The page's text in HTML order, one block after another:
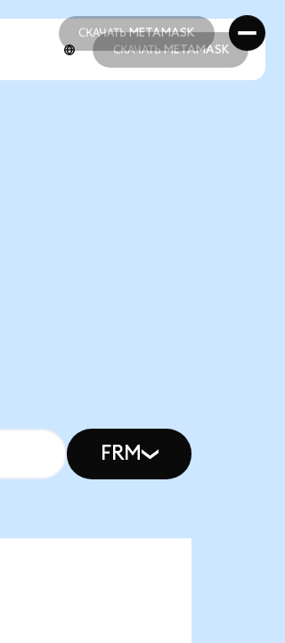
СКАЧАТЬ METAMASK
СКАЧАТЬ METAMASK
СКАЧАТЬ METAMASK
FRM